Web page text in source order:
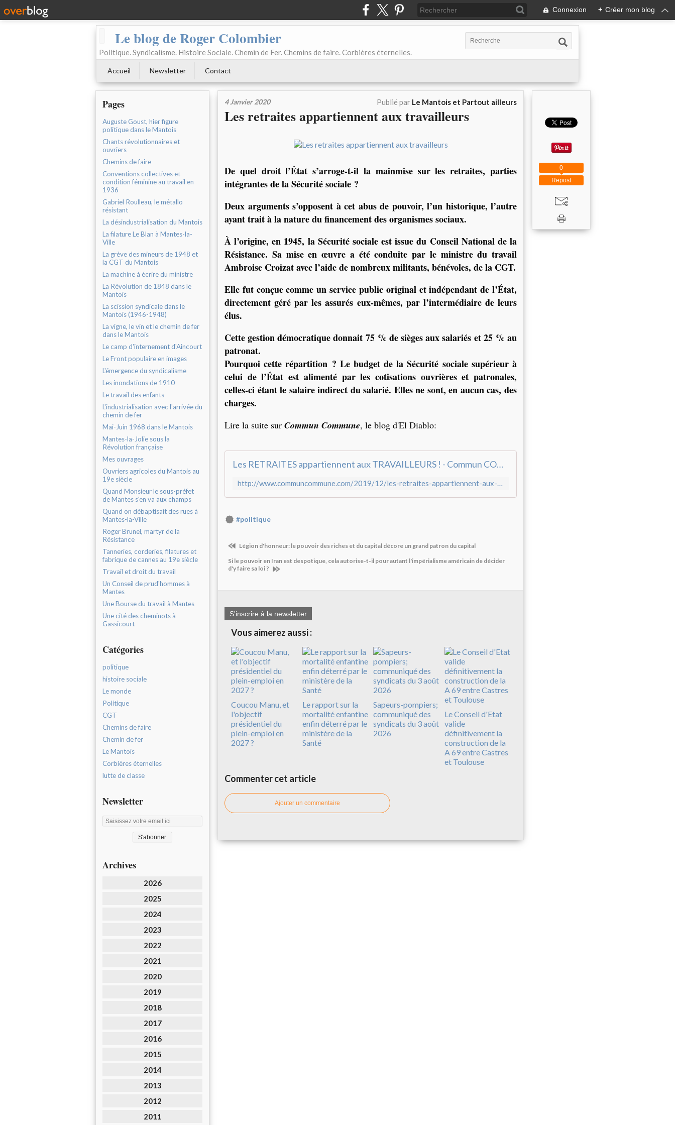
Connexion + Créer mon blog
Le blog de Roger Colombier
Politique. Syndicalisme. Histoire Sociale. Chemin de Fer. Chemins de faire. Corbières éternelles.
Accueil Newsletter Contact
Pages
Auguste Goust, hier figure
politique dans le Mantois
Chants révolutionnaires et
ouvriers
Chemins de faire
Conventions collectives et
condition féminine au travail en
1936
Gabriel Roulleau, le métallo
résistant
La désindustrialisation du Mantois
La filature Le Blan à Mantes-la-
Ville
La grève des mineurs de 1948 et
la CGT du Mantois
La machine à écrire du ministre
La Révolution de 1848 dans le
Mantois
La scission syndicale dans le
Mantois (1946-1948)
La vigne, le vin et le chemin de fer
dans le Mantois
Le camp d'internement d'Aincourt
Le Front populaire en images
L'émergence du syndicalisme
Les inondations de 1910
Le travail des enfants
L'industrialisation avec l'arrivée du
chemin de fer
Mai-Juin 1968 dans le Mantois
Mantes-la-Jolie sous la
Révolution française
Mes ouvrages
Ouvriers agricoles du Mantois au
19e siècle
Quand Monsieur le sous-préfet
de Mantes s'en va aux champs
Quand on débaptisait des rues à
Mantes-la-Ville
Roger Brunel, martyr de la
Résistance
Tanneries, corderies, filatures et
fabrique de cannes au 19e siècle
Travail et droit du travail
Un Conseil de prud'hommes à
Mantes
Une Bourse du travail à Mantes
Une cité des cheminots à
Gassicourt
Catégories
politique
histoire sociale
Le monde
Politique
CGT
Chemins de faire
Chemin de fer
Le Mantois
Corbières éternelles
lutte de classe
Newsletter
Archives
2026
2025
2024
2023
2022
2021
2020
2019
2018
2017
2016
2015
2014
2013
2012
2011
4 Janvier 2020 Publié par Le Mantois et Partout ailleurs
Les retraites appartiennent aux travailleurs
De quel droit l’État s’arroge-t-il la mainmise sur les retraites, parties
intégrantes de la Sécurité sociale ?
Deux arguments s’opposent à cet abus de pouvoir, l’un historique, l’autre
ayant trait à la nature du financement des organismes sociaux.
À l’origine, en 1945, la Sécurité sociale est issue du Conseil National de la
Résistance. Sa mise en œuvre a été conduite par le ministre du travail
Ambroise Croizat avec l’aide de nombreux militants, bénévoles, de la CGT.
Elle fut conçue comme un service public original et indépendant de l’État,
directement géré par les assurés eux-mêmes, par l’intermédiaire de leurs
élus.
Cette gestion démocratique donnait 75 % de sièges aux salariés et 25 % au
patronat.
Pourquoi cette répartition ? Le budget de la Sécurité sociale supérieur à
celui de l’État est alimenté par les cotisations ouvrières et patronales,
celles-ci étant le salaire indirect du salarié. Elles ne sont, en aucun cas, des
charges.
Lire la suite sur Commun Commune, le blog d'El Diablo:
Les RETRAITES appartiennent aux TRAVAILLEURS ! - Commun COMMUNE [le blog d'El Diablo]
http://www.communcommune.com/2019/12/les-retraites-appartiennent-aux-travailleurs.html
#politique
Légion d'honneur: le pouvoir des riches et du capital décore un grand patron du capital
Si le pouvoir en Iran est despotique, cela autorise-t-il pour autant l'impérialisme américain de décider
d'y faire sa loi ?
S'inscrire à la newsletter
Vous aimerez aussi :
Coucou Manu, et
l'objectif
présidentiel du
plein-emploi en
2027 ?
Le rapport sur la
mortalité enfantine
enfin déterré par le
ministère de la
Santé
Sapeurs-pompiers;
communiqué des
syndicats du 3 août
2026
Le Conseil d'Etat
valide
définitivement la
construction de la
A 69 entre Castres
et Toulouse
Commenter cet article
Ajouter un commentaire
Repost
0